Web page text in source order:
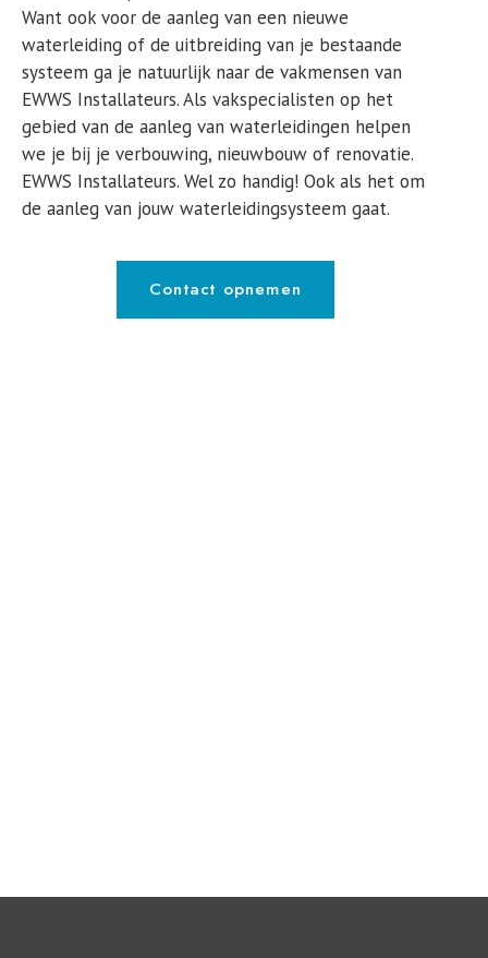
Want ook voor de aanleg van een nieuwe
waterleiding of de uitbreiding van je bestaande
systeem ga je natuurlijk naar de vakmensen van
EWWS Installateurs. Als vakspecialisten op het
gebied van de aanleg van waterleidingen helpen
we je bij je verbouwing, nieuwbouw of renovatie.
EWWS Installateurs. Wel zo handig! Ook als het om
de aanleg van jouw waterleidingsysteem gaat.
Contact opnemen